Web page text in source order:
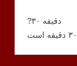
?۳۰ دقیقه